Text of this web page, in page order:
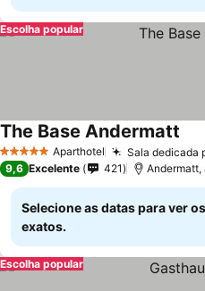
Escolha popular
5 Estrelas Aparthotel Sala dedicada
The Base Andermatt
9,6 Excelente 421 Andermatt,
Selecione as datas para ver
exatos.
Escolha popular